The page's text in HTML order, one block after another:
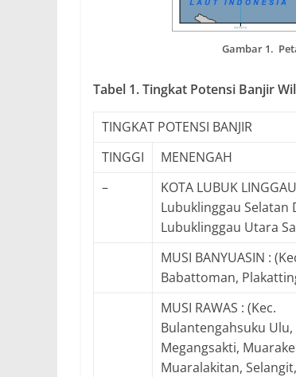
Gambar 1.
Tabel 1. Tingkat Potensi Banjir
TINGKAT POTENSI BANJIR
TINGGI
MENENGAH
–
KOTA LUBUK
Lubuklinggau Selatan
Lubuklinggau Utara
MUSI BANYUASIN :
Babattoman,
MUSI RAWAS : (Kec.
Bulantengahsuku Ulu,
Megangsakti,
Muaralakitan, Selangit,